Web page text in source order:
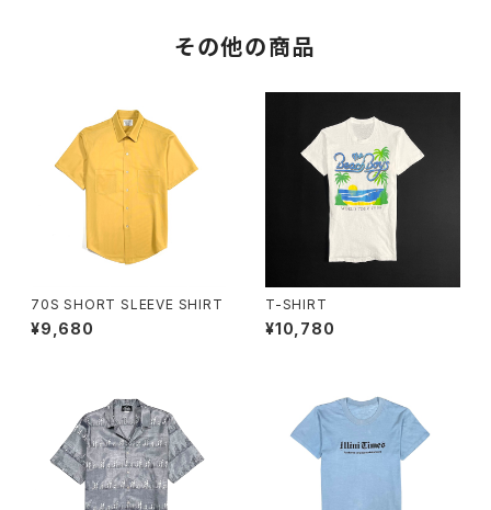
その他の商品
70S SHORT SLEEVE SHIRT
¥9,680
T-SHIRT
¥10,780